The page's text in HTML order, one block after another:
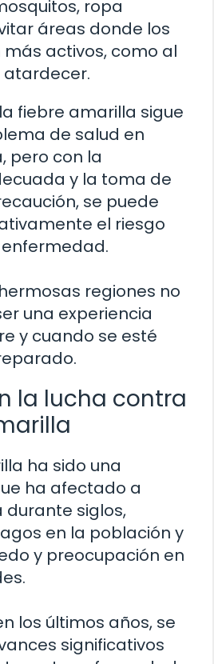
ropa
áreas donde los
activos, como al
fiebre amarilla sigue
de salud en
pero con la
y la toma de
se puede
el riesgo
regiones no
una experiencia
y cuando se esté
la lucha contra
ha sido una
ha afectado a
durante siglos,
en la población y
y preocupación en
los últimos años, se
significativos